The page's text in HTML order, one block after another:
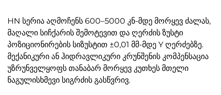
HN სერია აღმოჩენს 600–5000 კნ-მდე მორყევ ძალას,
მაღალი სიჩქარის შემოტევით და ღერძის ზუსტი
პოზიციონირების სიზუსტით ±0,01 მმ-მდე Y ღერძებზე.
მექანიკური ან ჰიდრავლიკური კრუნშენის კომპენსაცია
უზრუნველყოფს თანაბარ მორყევ კუთხეს მთელი
ნაგულისხმევი სიგრძის გასწვრივ.